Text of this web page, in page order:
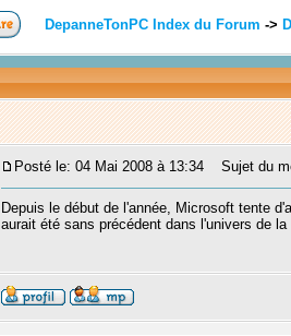
DepanneTonPC Index du Forum ->
Posté le: 04 Mai 2008 à 13:34 Sujet du
Depuis le début de l'année, Microsoft tente
aurait été sans précédent dans l'univers de